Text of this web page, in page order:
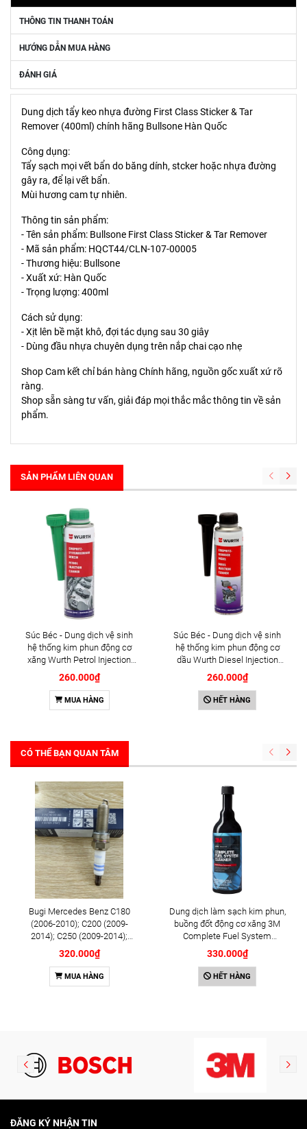
THÔNG TIN THANH TOÁN
HƯỚNG DẪN MUA HÀNG
ĐÁNH GIÁ
Dung dịch tẩy keo nhựa đường First Class Sticker & Tar
Remover (400ml) chính hãng Bullsone Hàn Quốc
Công dụng:
Tẩy sạch mọi vết bẩn do băng dính, stcker hoặc nhựa đường
gây ra, để lại vết bẩn.
Mùi hương cam tự nhiên.
Thông tin sản phẩm:
- Tên sản phẩm: Bullsone First Class Sticker & Tar Remover
- Mã sản phẩm: HQCT44/CLN-107-00005
- Thương hiệu: Bullsone
- Xuất xứ: Hàn Quốc
- Trọng lượng: 400ml
Cách sử dụng:
- Xịt lên bề mặt khô, đợi tác dụng sau 30 giây
- Dùng đầu nhựa chuyên dụng trên nắp chai cạo nhẹ
Shop Cam kết chỉ bán hàng Chính hãng, nguồn gốc xuất xứ rõ
ràng.
Shop sẵn sàng tư vấn, giải đáp mọi thắc mắc thông tin về sản
phẩm.
SẢN PHẨM LIÊN QUAN
Súc Béc - Dung dịch vệ sinh
hệ thống kim phun động cơ
xăng Wurth Petrol Injection
Cleaner 300ml (5861101300)
260.000₫
MUA HÀNG
Súc Béc - Dung dịch vệ sinh
hệ thống kim phun động cơ
dầu Wurth Diesel Injection
Cleaner 300ml (5861011300)
260.000₫
HẾT HÀNG
CÓ THỂ BẠN QUAN TÂM
Bugi Mercedes Benz C180
(2006-2010); C200 (2009-
2014); C250 (2009-2014);
E250 (2009-2013); G500
(2008-2015); GL450 (2006-
2012), S500 (2005-2011);
SLK200 (2011-2015) chính
320.000₫
MUA HÀNG
Dung dịch làm sạch kim phun,
buồng đốt động cơ xăng 3M
Complete Fuel System
Cleaner 473ml (08813)
330.000₫
HẾT HÀNG
ĐĂNG KÝ NHẬN TIN